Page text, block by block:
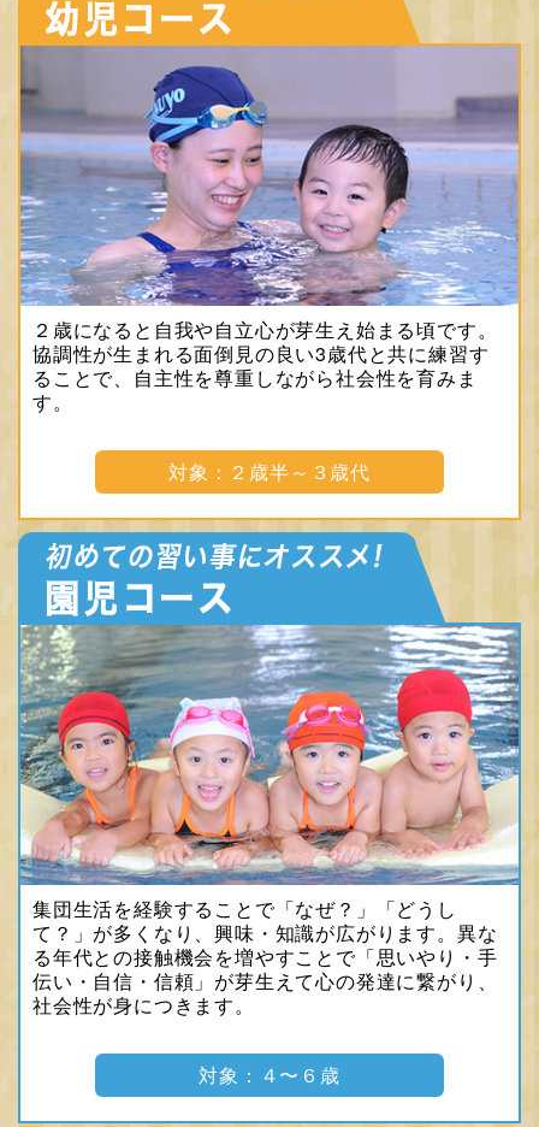
２歳になると自我や自立心が芽生え始まる頃です。
協調性が生まれる面倒見の良い3歳代と共に練習す
ることで、自主性を尊重しながら社会性を育みま
す。
対象：２歳半～３歳代
集団生活を経験することで「なぜ？」「どうし
て？」が多くなり、興味・知識が広がります。異な
る年代との接触機会を増やすことで「思いやり・手
伝い・自信・信頼」が芽生えて心の発達に繋がり、
社会性が身につきます。
対象：４〜６歳